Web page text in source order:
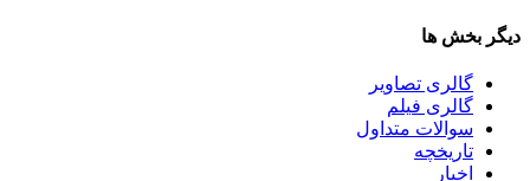
دیگر بخش ها
گالری تصاویر
گالری فیلم
سوالات متداول
تاریخچه
اخبار